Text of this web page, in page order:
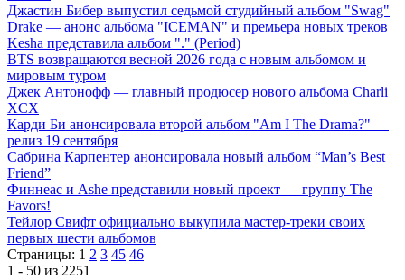
Джастин Бибер выпустил седьмой студийный альбом "Swag"
Drake — анонс альбома "ICEMAN" и премьера новых треков
Kesha представила альбом "." (Period)
BTS возвращаются весной 2026 года с новым альбомом и
мировым туром
Джек Антонофф — главный продюсер нового альбома Charli
XCX
Карди Би анонсировала второй альбом "Am I The Drama?" —
релиз 19 сентября
Сабрина Карпентер анонсировала новый альбом “Man’s Best
Friend”
Финнеас и Ashe представили новый проект — группу The
Favors!
Тейлор Свифт официально выкупила мастер-треки своих
первых шести альбомов
Страницы: 1 2 3 45 46
1 - 50 из 2251